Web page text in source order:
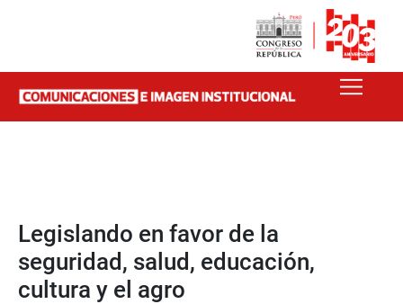
Legislando en favor de la
seguridad, salud, educación,
cultura y el agro